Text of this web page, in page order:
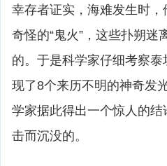
幸存者证实，海难发生时
奇怪的“鬼火”，这些扑朔迷
的。于是科学家仔细考察
现了8个来历不明的神奇发
学家据此得出一个惊人的
击而沉没的。